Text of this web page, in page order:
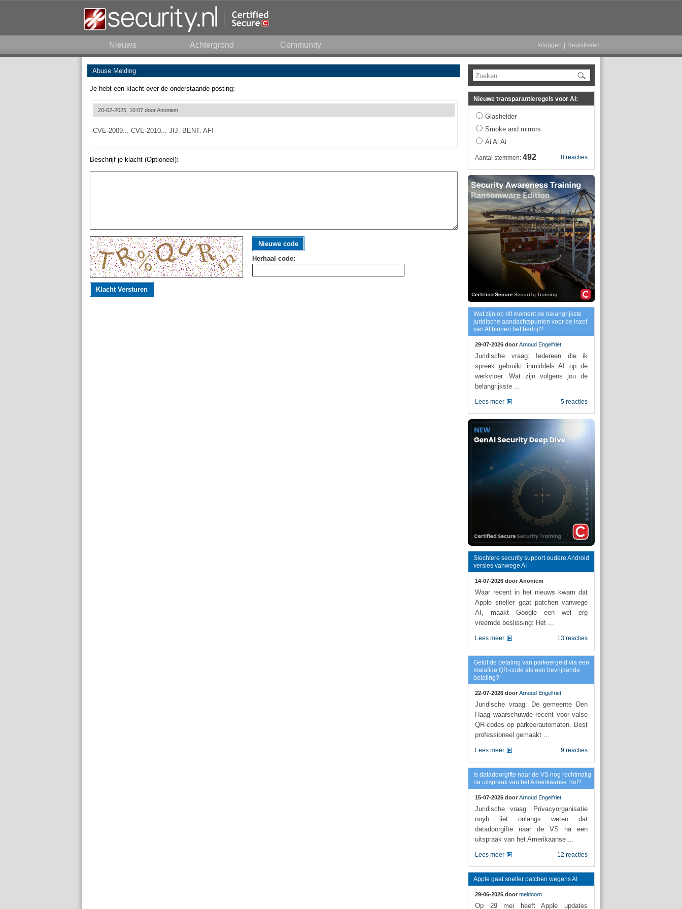
Nieuws Achtergrond Community Inloggen Registreren
Abuse Melding
Je hebt een klacht over de onderstaande posting:
20-02-2025, 10:07 doorAnoniem
CVE-2009... CVE-2010... JIJ. BENT. AF!
Beschrijf je klacht (Optioneel):
Nieuwe code
Herhaal code:
Klacht Versturen
Zoeken
Nieuwe transparantieregels voor AI:
Glashelder
Smoke and mirrors
Ai Ai Ai
8 reacties
Aantal stemmen: 492
Wat zijn op dit moment de belangrijkste
juridische aandachtspunten voor de inzet
van AI binnen het bedrijf?
29-07-2026 door Arnoud Engelfriet
Juridische vraag: Iedereen die ik
spreek gebruikt inmiddels AI op de
werkvloer. Wat zijn volgens jou de
belangrijkste ...
5 reacties
Lees meer
Slechtere security support oudere Android
versies vanwege AI
14-07-2026 door Anoniem
Waar recent in het nieuws kwam dat
Apple sneller gaat patchen vanwege
AI, maakt Google een wel erg
vreemde beslissing: Het ...
13 reacties
Lees meer
Geldt de betaling van parkeergeld via een
malafide QR-code als een bevrijdende
betaling?
22-07-2026 door Arnoud Engelfriet
Juridische vraag: De gemeente Den
Haag waarschuwde recent voor valse
QR-codes op parkeerautomaten. Best
professioneel gemaakt ...
9 reacties
Lees meer
Is datadoorgifte naar de VS nog rechtmatig
na uitspraak van het Amerikaanse Hof?
15-07-2026 door Arnoud Engelfriet
Juridische vraag: Privacyorganisatie
noyb liet onlangs weten dat
datadoorgifte naar de VS na een
uitspraak van het Amerikaanse ...
12 reacties
Lees meer
Apple gaat sneller patchen wegens AI
29-06-2026 door meidoorn
Op 29 mei heeft Apple updates